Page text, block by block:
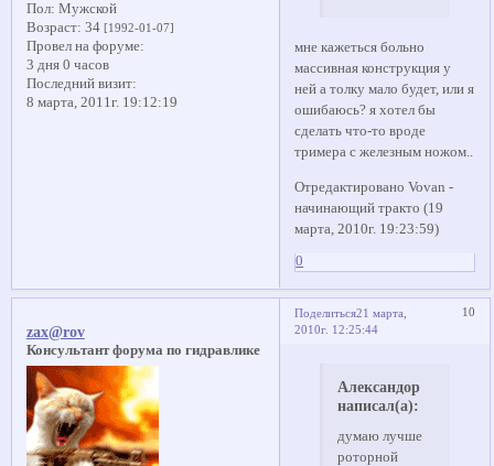
Пол: Мужской
Возраст: 34 [1992-01-07]
Провел на форуме:
3 дня 0 часов
Последний визит:
8 марта, 2011г. 19:12:19
мне кажеться больно
массивная конструкция у
ней а толку мало будет, или я
ошибаюсь? я хотел бы
сделать что-то вроде
тримера с железным ножом..
Отредактировано Vovan -
начинающий тракто (19
марта, 2010г. 19:23:59)
0
Поделиться 10
21 марта,
2010г. 12:25:44
zax@rov
Консультант форума по гидравлике
Александор
написал(а):
думаю лучше
роторной